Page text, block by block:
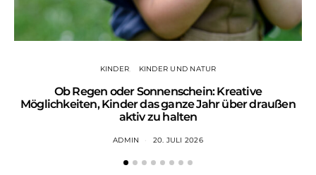
KINDER KINDER UND NATUR
Ob Regen oder Sonnenschein: Kreative
Möglichkeiten, Kinder das ganze Jahr über draußen
aktiv zu halten
ADMIN 20. JULI 2026